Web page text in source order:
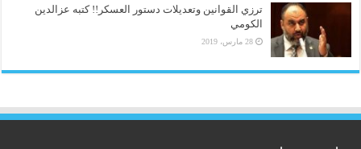
ترزي القوانين وتعديلات دستور العسكر!! كتبه عزالدين
الكومي
28 مارس، 2019